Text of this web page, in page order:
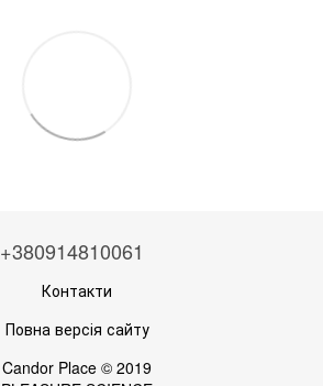
+380914810061
Контакти
Повна версія сайту
Candor Place © 2019